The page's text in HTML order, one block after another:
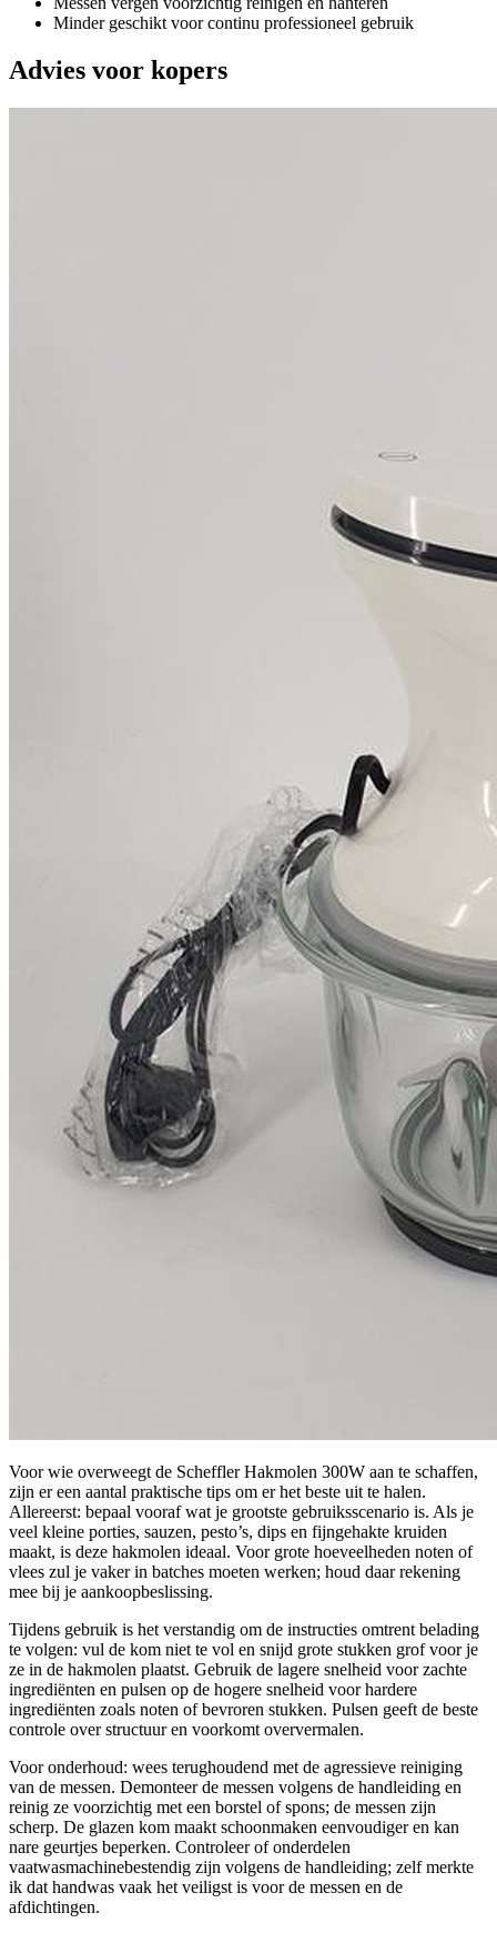
Minder geschikt voor continu professioneel gebruik
Advies voor kopers
Voor wie overweegt de Scheffler Hakmolen 300W aan te schaffen,
zijn er een aantal praktische tips om er het beste uit te halen.
Allereerst: bepaal vooraf wat je grootste gebruiksscenario is. Als je
veel kleine porties, sauzen, pesto’s, dips en fijngehakte kruiden
maakt, is deze hakmolen ideaal. Voor grote hoeveelheden noten of
vlees zul je vaker in batches moeten werken; houd daar rekening
mee bij je aankoopbeslissing.
Tijdens gebruik is het verstandig om de instructies omtrent belading
te volgen: vul de kom niet te vol en snijd grote stukken grof voor je
ze in de hakmolen plaatst. Gebruik de lagere snelheid voor zachte
ingrediënten en pulsen op de hogere snelheid voor hardere
ingrediënten zoals noten of bevroren stukken. Pulsen geeft de beste
controle over structuur en voorkomt oververmalen.
Voor onderhoud: wees terughoudend met de agressieve reiniging
van de messen. Demonteer de messen volgens de handleiding en
reinig ze voorzichtig met een borstel of spons; de messen zijn
scherp. De glazen kom maakt schoonmaken eenvoudiger en kan
nare geurtjes beperken. Controleer of onderdelen
vaatwasmachinebestendig zijn volgens de handleiding; zelf merkte
ik dat handwas vaak het veiligst is voor de messen en de
afdichtingen.